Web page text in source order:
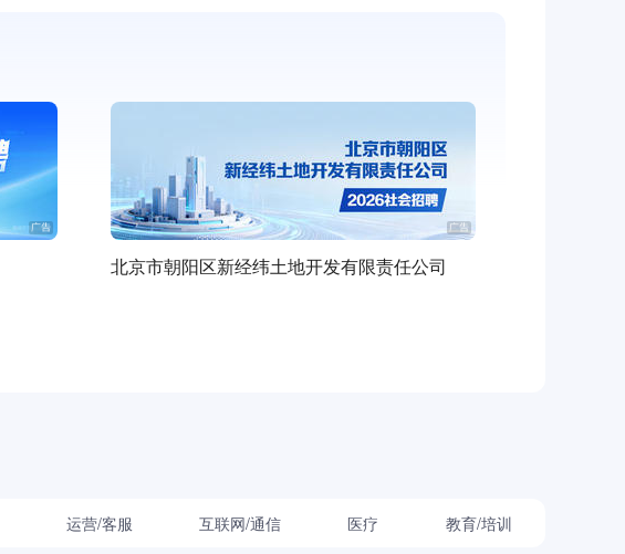
北京市朝阳区新经纬土地开发有限责任公司
运营/客服 互联网/通信 医疗 教育/培训